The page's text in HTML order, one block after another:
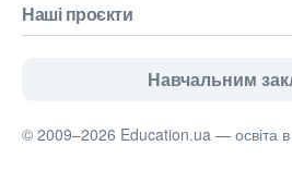
Наші проєкти
Навчальним
© 2009–2026 Education.ua — освіта в